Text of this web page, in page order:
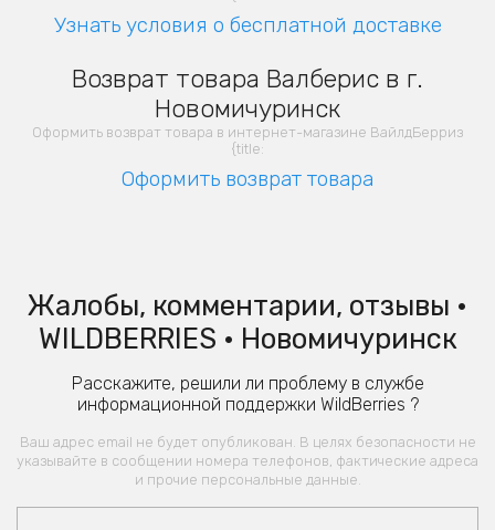
Узнать условия о бесплатной доставке
Возврат товара Валберис в г.
Новомичуринск
Оформить возврат товара в интернет-магазине ВайлдБерриз
{title:
Оформить возврат товара
Жалобы, комментарии, отзывы •
WILDBERRIES • Новомичуринск
Расскажите, решили ли проблему в службе
информационной поддержки WildBerries ?
Ваш адрес email не будет опубликован. В целях безопасности не
указывайте в сообщении номера телефонов, фактические адреса
и прочие персональные данные.